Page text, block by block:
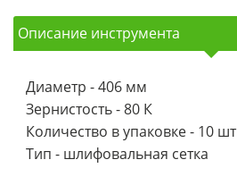
Описание инструмента
Диаметр - 406 мм
Зернистость - 80 К
Количество в упаковке - 10 шт
Тип - шлифовальная сетка